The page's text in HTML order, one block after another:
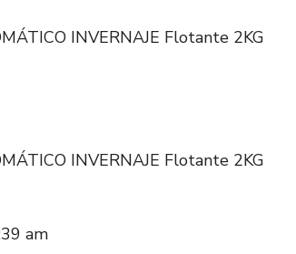
INVERNAJE Flotante 2KG
INVERNAJE Flotante 2KG
am